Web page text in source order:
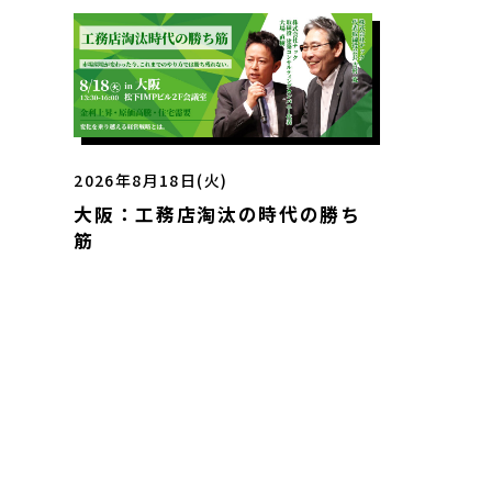
2026年8月18日(火)
大阪：工務店淘汰の時代の勝ち
筋